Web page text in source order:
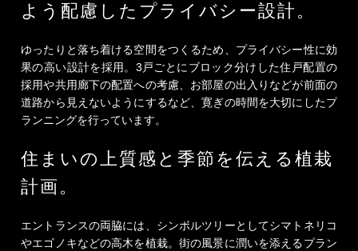
よう 配慮したプライバシー設計。
ゆったりと落ち着ける空間をつくるため、プライバシー性に効
果の高い設計を採用。3戸ごとにブロック分けした住戸配置の
採用や共用廊下の配置への考慮、お部屋の出入りなどが前面の
道路から見えないようにするなど、寛ぎの時間を大切にしたプ
ランニングを行っています。
住まいの上質感と季節を伝える植栽
計画。
エントランスの両脇には、シンボルツリーとしてシマトネリコ
やエゴノキなどの高木を植栽。街の風景に潤いを添えるプラン